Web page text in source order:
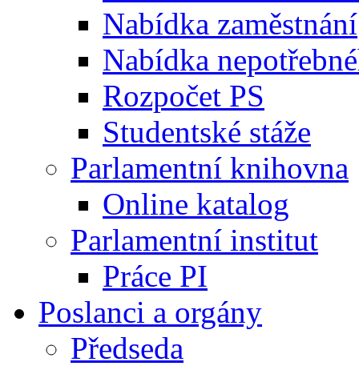
Nabídka zaměstnání
Nabídka
Rozpočet PS
Studentské stáže
Parlamentní knihovna
Online katalog
Parlamentní institut
Práce PI
Poslanci a orgány
Předseda